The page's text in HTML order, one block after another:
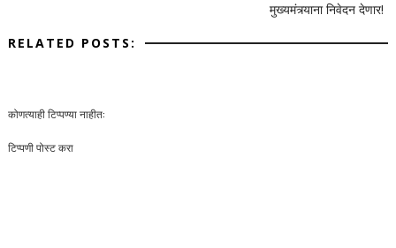
मुख्यमंत्र्याना निवेदन देणार!
RELATED POSTS:
कोणत्याही टिप्पण्‍या नाहीत:
टिप्पणी पोस्ट करा